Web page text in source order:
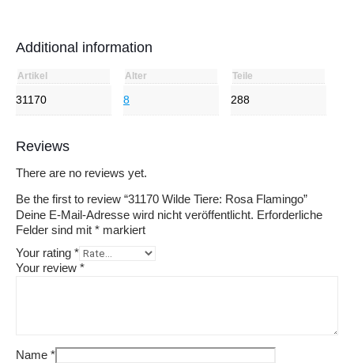
Additional information
Alter
8
Artikel
31170
Teile
288
Reviews
There are no reviews yet.
Be the first to review “31170 Wilde Tiere: Rosa Flamingo”
Deine E-Mail-Adresse wird nicht veröffentlicht. Erforderliche
Felder sind mit * markiert
Your rating *
Your review *
Name *